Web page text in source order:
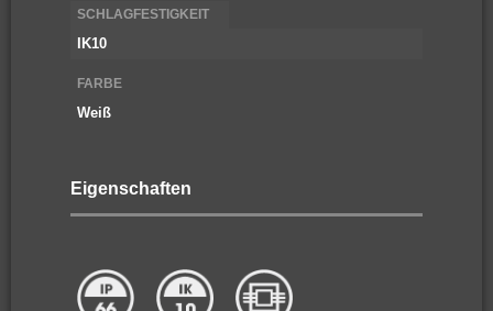
SCHLAGFESTIGKEIT
IK10
FARBE
Weiß
Eigenschaften